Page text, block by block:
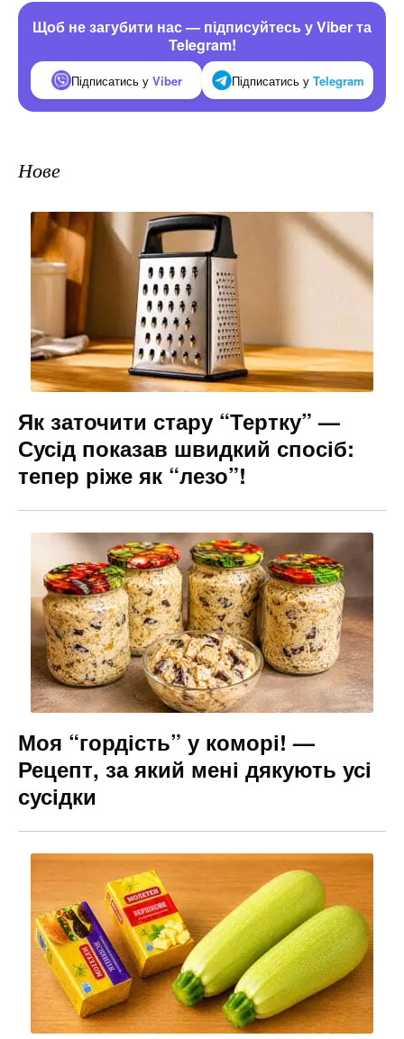
Щоб не загубити нас — підписуйтесь у Viber та
Telegram!
Підписатись у Viber Підписатись у Telegram
Нове
Як заточити стару “Тертку” —
Сусід показав швидкий спосіб:
тепер ріже як “лезо”!
Моя “гордість” у коморі! —
Рецепт, за який мені дякують усі
сусідки